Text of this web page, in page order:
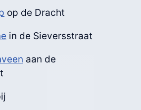
op de Dracht
in de Sieversstraat
aan de